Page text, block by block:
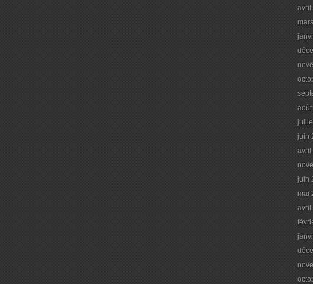
avril
juin
avril
juin
mai
avril